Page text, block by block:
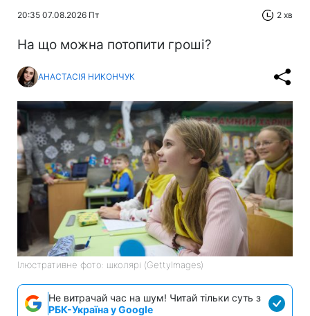
20:35 07.08.2026 Пт 2 хв
На що можна потопити гроші?
АНАСТАСІЯ НИКОНЧУК
Ілюстративне фото: школярі (GettyImages)
Не витрачай час на шум! Читай тільки суть з
РБК-Україна у Google